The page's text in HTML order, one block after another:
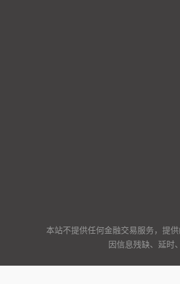
本站不提供任何金融交易服务，提
因信息残缺、延时